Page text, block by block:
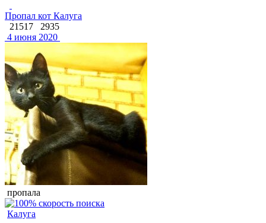
Пропал кот Калуга
21517
2935
4 июня 2020
пропала
Калуга